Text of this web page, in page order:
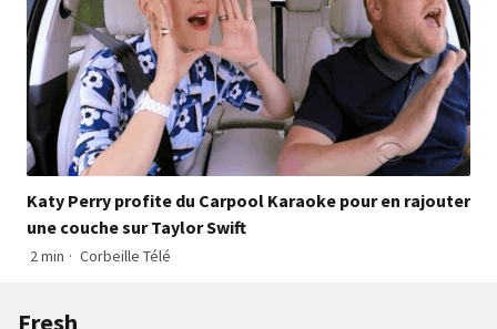
Katy Perry profite du Carpool Karaoke pour en rajouter
une couche sur Taylor Swift
2 min · Corbeille Télé
Fresh